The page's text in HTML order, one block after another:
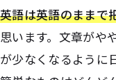
英語は英語のままで
思います。文章がや
が少なくなるように